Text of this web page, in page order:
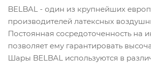
BELBAL - один из крупнейших
производителей латексных
Постоянная сосредоточенность на
позволяет ему гарантировать
Шары BELBAL используются в